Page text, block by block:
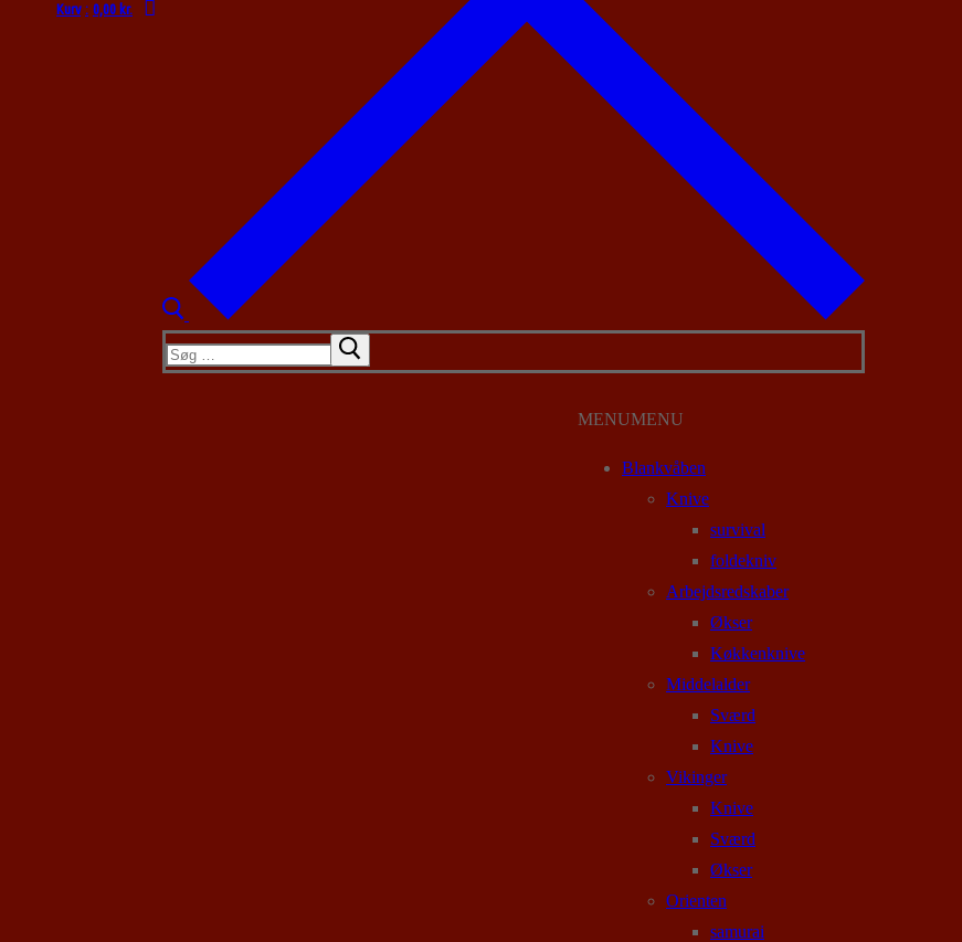
Kurv : 0,00kr.
Søg
efter:
MENUMENU
Blankvåben
Knive
survival
foldekniv
Arbejdsredskaber
Økser
Køkkenknive
Middelalder
Sværd
Knive
Vikinger
Knive
Sværd
Økser
Orienten
samurai